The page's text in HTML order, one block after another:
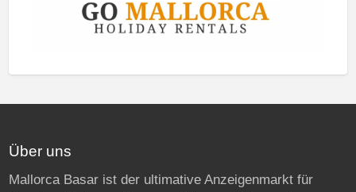
Über uns
Mallorca Basar ist der ultimative Anzeigenmarkt für